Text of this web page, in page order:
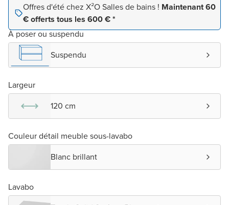
Offres d'été chez X²O Salles de bains ! Maintenant 60
€ offerts tous les 600 € *
À poser ou suspendu
Suspendu
Largeur
120 cm
Couleur détail meuble sous-lavabo
Blanc brillant
Lavabo